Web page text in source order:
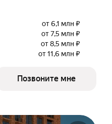
от 6,1 млн ₽
от 7,5 млн ₽
от 8,5 млн ₽
от 11,6 млн ₽
Позвоните мне